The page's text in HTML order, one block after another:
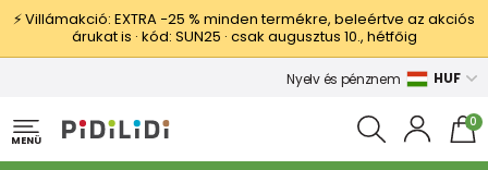
⚡ Villámakció: EXTRA −25 % minden termékre, beleértve az akciós
árukat is · kód: SUN25 · csak augusztus 10., hétfőig
Nyelv és pénznem HUF
MENÜ
0